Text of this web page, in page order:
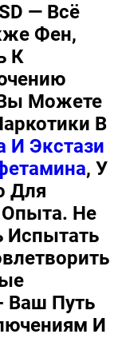
— Всё
Фен,
К
Вы Можете
В
И Экстази
, У
Для
Не
Испытать
Ваш Путь
И